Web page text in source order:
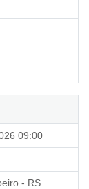
09:00
- RS